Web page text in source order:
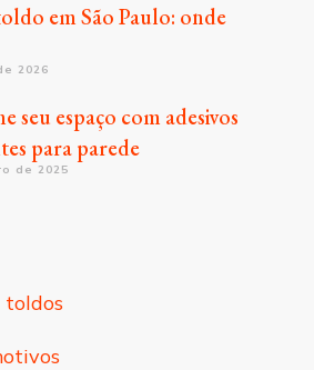
em São Paulo: onde
2026
seu espaço com adesivos
para parede
de 2025
toldos